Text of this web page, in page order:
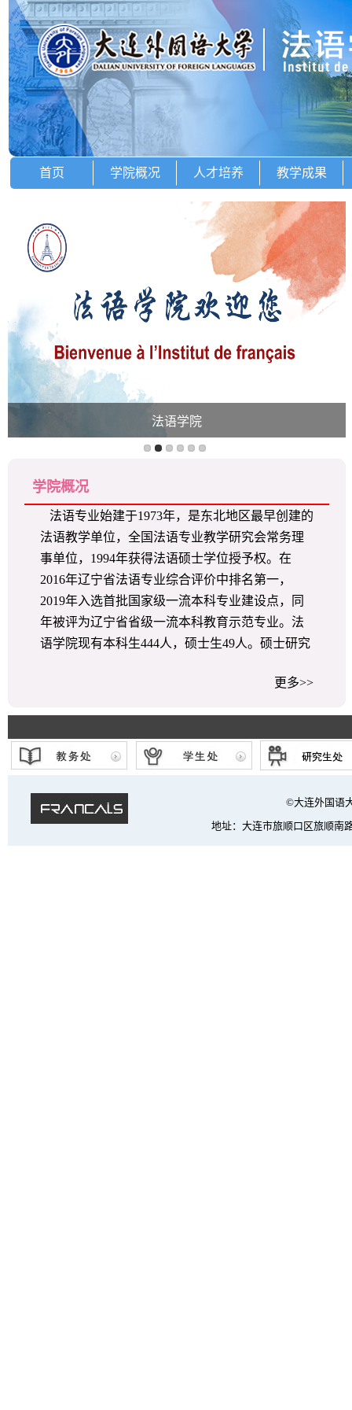
首页 学院概况 人才培养 教学成果
法语学院
学院概况
​ 法语专业始建于1973年，是东北地区最早创建的
法语教学单位，全国法语专业教学研究会常务理
事单位，1994年获得法语硕士学位授予权。在
2016年辽宁省法语专业综合评价中排名第一，
2019年入选首批国家级一流本科专业建设点，同
年被评为辽宁省省级一流本科教育示范专业。法
语学院现有本科生444人，硕士生49人。硕士研究
言文学学术硕士，学术硕士的研究方向包括翻译
更多>>
©大连外国语
地址：大连市旅顺口区旅顺南